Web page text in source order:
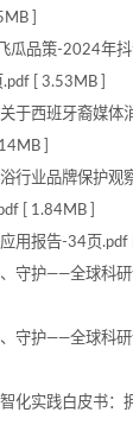
]
品策-2024年抖
[ 3.53MB ]
于西班牙裔媒体
]
行业品牌保护观
[ 1.84MB ]
用报告-34页.pdf [
守护——全球科研
守护——全球科
化实践白皮书：